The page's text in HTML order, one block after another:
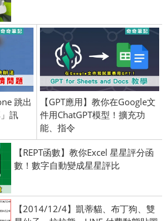
跳出
訊
【GPT應用】教你在Google文
件用ChatGPT模型！擴充功
能、指令
【REPT函數】教你Excel 星星評分函
數！數字自動變成星星評比
【2014/12/4】凱蒂貓、布丁狗、雙